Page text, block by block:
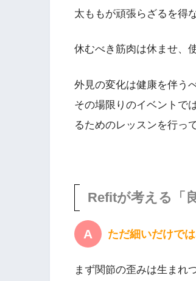
太ももが頑張らざるを得
休むべき筋肉は休ませ、
外見の変化は健康を伴う
その場限りのイベントで
るためのレッスンを行っ
Refitが考える「
ただ細いだけで
まず関節の歪みは生まれ